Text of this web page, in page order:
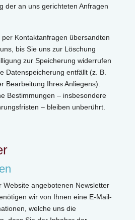
der an uns gerichteten Anfragen
Kontaktanfragen übersandten
bis Sie uns zur Löschung
zur Speicherung widerrufen
Datenspeicherung entfällt (z. B.
Bearbeitung Ihres Anliegens).
Bestimmungen – insbesondere
– bleiben unberührt.
Website angebotenen Newsletter
wir von Ihnen eine E-Mail-
welche uns die